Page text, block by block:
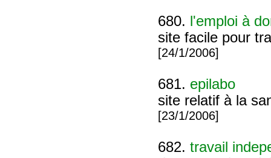
680. l'emploi à
site facile pour
[24/1/2006]
681. epilabo
site relatif à la
[23/1/2006]
682. travail